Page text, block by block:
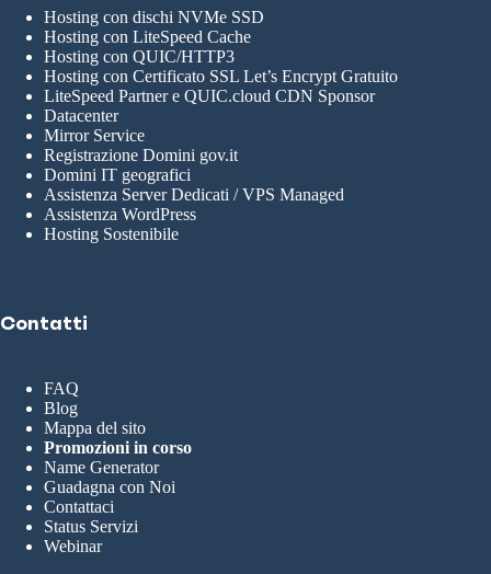
Hosting con dischi NVMe SSD
Hosting con LiteSpeed Cache
Hosting con QUIC/HTTP3
Hosting con Certificato SSL Let’s Encrypt Gratuito
LiteSpeed Partner e QUIC.cloud CDN Sponsor
Datacenter
Mirror Service
Registrazione Domini gov.it
Domini IT geografici
Assistenza Server Dedicati / VPS Managed
Assistenza WordPress
Hosting Sostenibile
Contatti
FAQ
Blog
Mappa del sito
Promozioni in corso
Name Generator
Guadagna con Noi
Contattaci
Status Servizi
Webinar